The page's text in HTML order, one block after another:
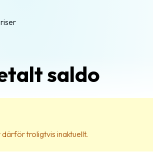
saldo
troligtvis inaktuellt.